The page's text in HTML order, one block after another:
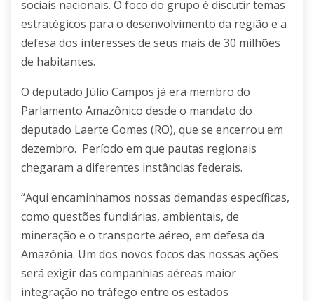
sociais nacionais. O foco do grupo é discutir temas
estratégicos para o desenvolvimento da região e a
defesa dos interesses de seus mais de 30 milhões
de habitantes.
O deputado Júlio Campos já era membro do
Parlamento Amazônico desde o mandato do
deputado Laerte Gomes (RO), que se encerrou em
dezembro. Período em que pautas regionais
chegaram a diferentes instâncias federais.
“Aqui encaminhamos nossas demandas específicas,
como questões fundiárias, ambientais, de
mineração e o transporte aéreo, em defesa da
Amazônia. Um dos novos focos das nossas ações
será exigir das companhias aéreas maior
integração no tráfego entre os estados